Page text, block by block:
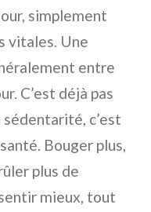
simplement
vitales. Une
entre
C’est déjà pas
c’est
Bouger plus,
plus de
mieux, tout